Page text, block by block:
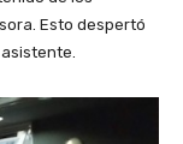
Esto despertó